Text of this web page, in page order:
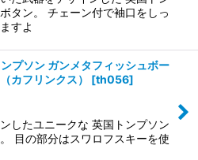
タン。 チェーン付で袖口をしっ
すよ
プソン ガンメタフィッシュボー
カフリンクス）
[th056]
したユニークな 英国トンプソン
目の部分はスワロフスキーを使